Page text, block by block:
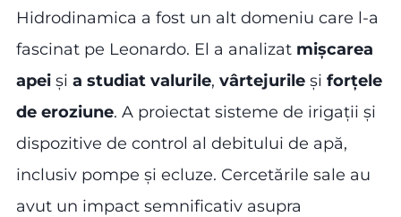
Hidrodinamica a fost un alt domeniu care l-a
fascinat pe Leonardo. El a analizat mișcarea
apei și a studiat valurile, vârtejurile și forțele
de eroziune. A proiectat sisteme de irigații și
dispozitive de control al debitului de apă,
inclusiv pompe și ecluze. Cercetările sale au
avut un impact semnificativ asupra